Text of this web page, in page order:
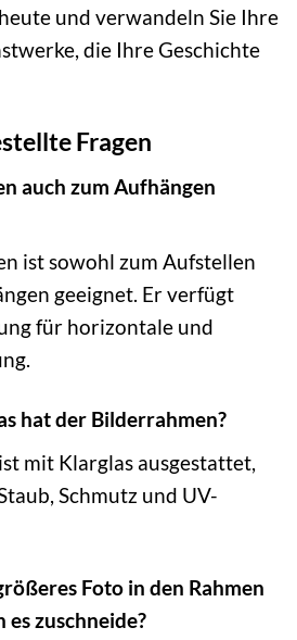
und verwandeln Sie Ihre
die Ihre Geschichte
Fragen
auch zum Aufhängen
ist sowohl zum Aufstellen
geeignet. Er verfügt
für horizontale und
hat der Bilderrahmen?
mit Klarglas ausgestattet,
Schmutz und UV-
Foto in den Rahmen
es zuschneide?